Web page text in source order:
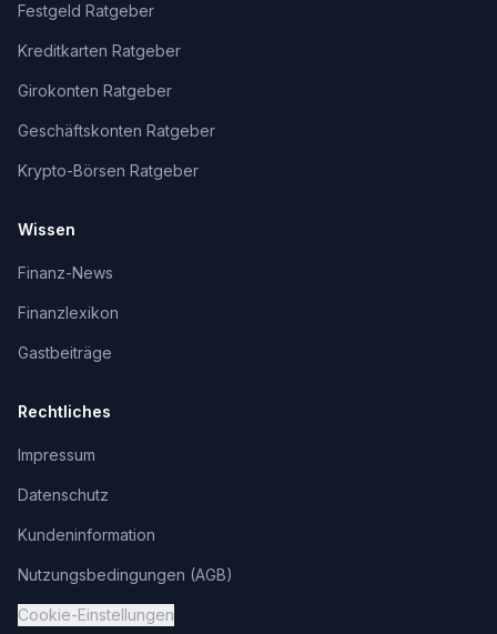
Festgeld Ratgeber
Kreditkarten Ratgeber
Girokonten Ratgeber
Geschäftskonten Ratgeber
Krypto-Börsen Ratgeber
Wissen
Finanz-News
Finanzlexikon
Gastbeiträge
Rechtliches
Impressum
Datenschutz
Kundeninformation
Nutzungsbedingungen (AGB)
Cookie-Einstellungen